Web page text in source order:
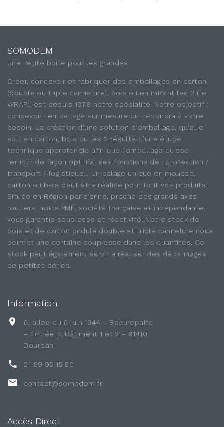
SOMODEM
Une Petite boite pour les grandes
Créer, concevoir et fabriquer des emballages en carton
(double ou triple cannelure), bois ou en mixant les 2 (le
WRAP), est depuis 1978 notre spécialité. Notre objectif :
concevoir l’emballage sur mesure qui répondra à votre
besoin. La création d’une solution d’emballage, qu’elle
soit en carton, bois ou les 2 résulte d’une étude
technique approfondie afin que l’emballage puisse
remplir de façon optimal ses fonctions de : protection /
transport / logistique… Un calage unique en mousse,
carton ou bois peut être réalisé pour tout vos produits.
Située en Région parisienne, proche des grands axes
routiers, notre PME, société française et indépendante,
vous garantie souplesse et réactivité. Notre stock de
bois et de carton ondulé double et triple cannelure nous
permet une certaine souplesse dans les quantités. Ce
stock peut également servir à réaliser des dépannages
de petites séries.
Information
6, allée du 6 juin 1944 – Beaurepaire
– Entrée B, Bâtiment 1 et 2 – 91410
Dourdan
01 69 95 15 50
contact@somodem.fr
Accès Direct